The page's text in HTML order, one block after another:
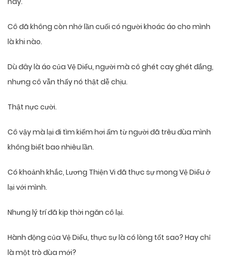
Cô đã không còn nhớ lần cuối có người khoác áo cho mình
là khi nào.
Dù đây là áo của Vệ Diểu, người mà cô ghét cay ghét đắng,
nhưng cô vẫn thấy nó thật dễ chịu.
Thật nực cười.
Cô vậy mà lại đi tìm kiếm hơi ấm từ người đã trêu đùa mình
không biết bao nhiêu lần.
Có khoảnh khắc, Lương Thiện Vi đã thực sự mong Vệ Diểu ở
lại với mình.
Nhưng lý trí đã kịp thời ngăn cô lại.
Hành động của Vệ Diểu, thực sự là có lòng tốt sao? Hay chỉ
là một trò đùa mới?